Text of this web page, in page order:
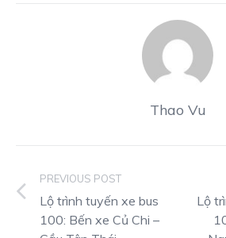
Thao Vu
PREVIOUS POST
Lộ trình tuyến xe bus
100: Bến xe Củ Chi –
Lộ